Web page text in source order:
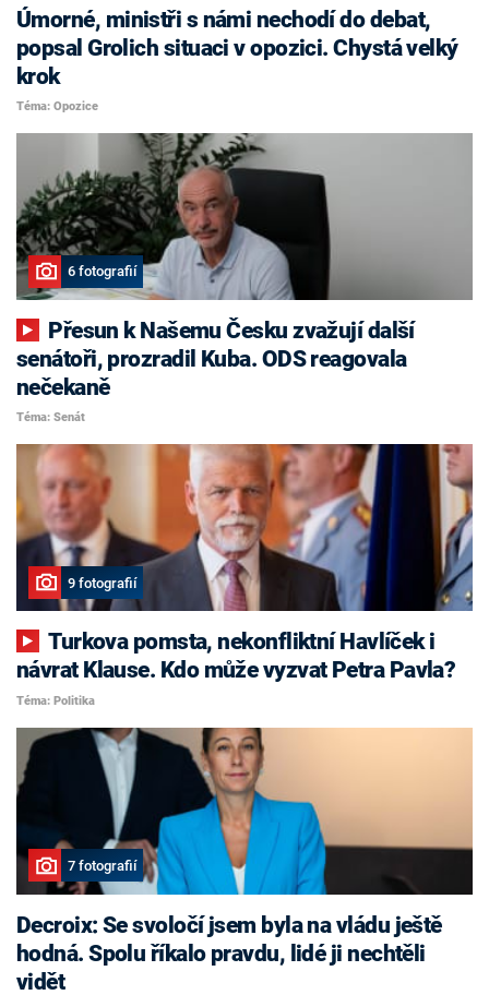
Úmorné, ministři s námi nechodí do debat,
popsal Grolich situaci v opozici. Chystá velký
krok
Téma: Opozice
6 fotografií
senátoři, prozradil Kuba. ODS reagovala
nečekaně
Téma: Senát
9 fotografií
Turkova pomsta, nekonfliktní Havlíček i
návrat Klause. Kdo může vyzvat Petra Pavla?
Téma: Politika
7 fotografií
Decroix: Se svoločí jsem byla na vládu ještě
hodná. Spolu říkalo pravdu, lidé ji nechtěli
vidět